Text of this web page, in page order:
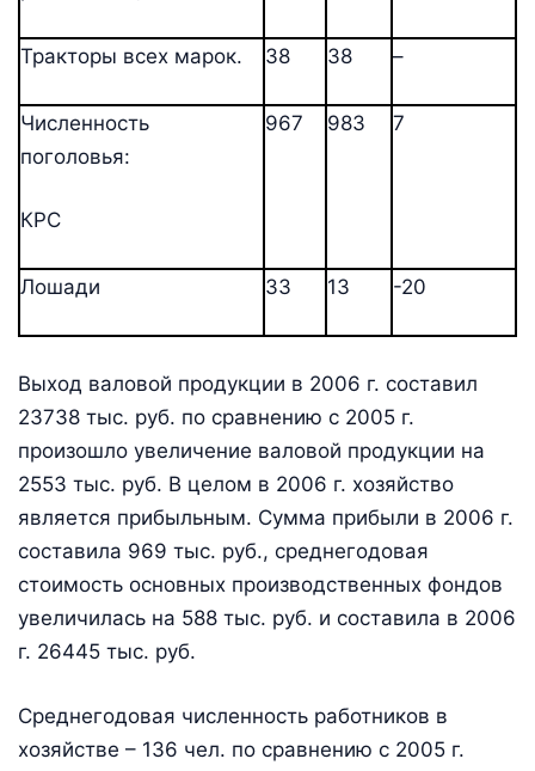
Тракторы всех марок. 38 38 –
Численность
поголовья:
КРС
967 983 7
Лошади 33 13 -20
Выход валовой продукции в 2006 г. составил
23738 тыс. руб. по сравнению с 2005 г.
произошло увеличение валовой продукции на
2553 тыс. руб. В целом в 2006 г. хозяйство
является прибыльным. Сумма прибыли в 2006 г.
составила 969 тыс. руб., среднегодовая
стоимость основных производственных фондов
увеличилась на 588 тыс. руб. и составила в 2006
г. 26445 тыс. руб.
Среднегодовая численность работников в
хозяйстве – 136 чел. по сравнению с 2005 г.